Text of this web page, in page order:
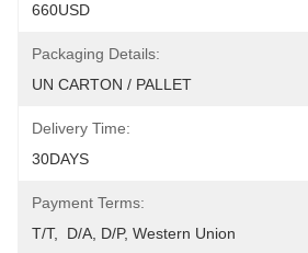
660USD
Packaging Details:
UN CARTON / PALLET
Delivery Time:
30DAYS
Payment Terms:
T/T,  D/A, D/P, Western Union